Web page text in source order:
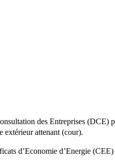
des Entreprises (DCE)
extérieur attenant (cour).
d’Economie d’Energie